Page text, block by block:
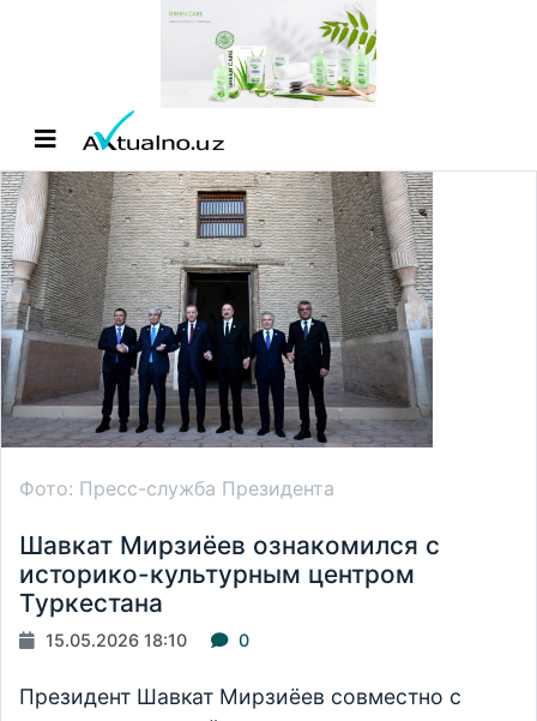
Фото: Пресс-служба Президента
Шавкат Мирзиёев ознакомился с
историко-культурным центром
Туркестана
15.05.2026 18:10 0
Президент Шавкат Мирзиёев совместно с